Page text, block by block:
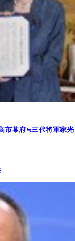
市幕府≒三代将軍家光